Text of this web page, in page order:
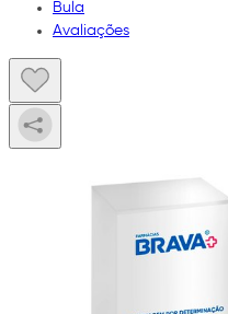
Bula
Avaliações